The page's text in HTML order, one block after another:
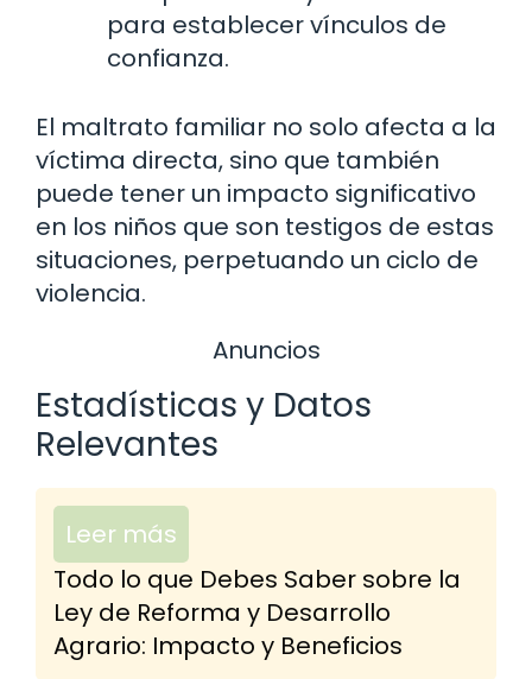
para establecer vínculos de
confianza.
El maltrato familiar no solo afecta a la
víctima directa, sino que también
puede tener un impacto significativo
en los niños que son testigos de estas
situaciones, perpetuando un ciclo de
violencia.
Anuncios
Estadísticas y Datos
Relevantes
Leer más
Todo lo que Debes Saber sobre la
Ley de Reforma y Desarrollo
Agrario: Impacto y Beneficios